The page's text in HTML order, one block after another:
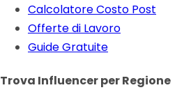
Calcolatore Costo Post
Offerte di Lavoro
Guide Gratuite
Trova Influencer per Regione